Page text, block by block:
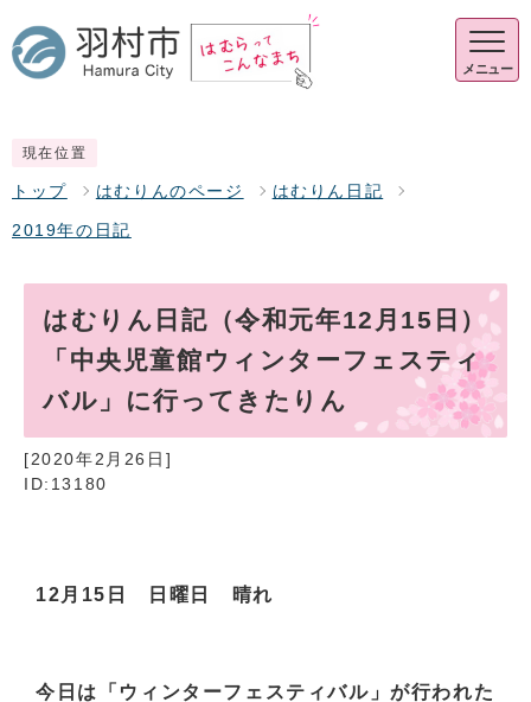
メニュー
現在位置
トップ はむりんのページ はむりん日記
2019年の日記
はむりん日記（令和元年12月15日）
「中央児童館ウィンターフェスティ
バル」に行ってきたりん
[2020年2月26日]
ID:13180
12月15日 日曜日 晴れ
今日は「ウィンターフェスティバル」が行われた